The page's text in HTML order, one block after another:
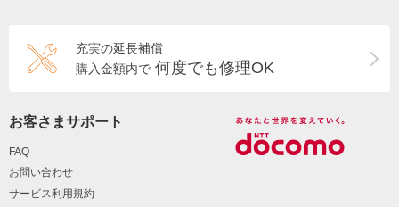
充実の延長補償
購入金額内で 何度でも修理OK
お客さまサポート
FAQ
お問い合わせ
サービス利用規約